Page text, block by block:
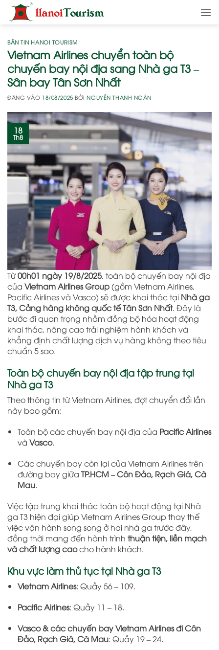
qua
dungBẢN TIN HANOI TOURISM
Vietnam Airlines chuyển toàn bộ
chuyến bay nội địa sang Nhà ga T3 –
Sân bay Tân Sơn Nhất
ĐĂNG VÀO 18/08/2025 BỞINGUYỄN THANH NGÂN
18
Th8
Từ00h01 ngày 19/8/2025, toàn bộ chuyến bay nội địa
của Vietnam Airlines Group(gồm Vietnam Airlines,
Pacific Airlines và Vasco) sẽ được khai thác tại Nhà ga
T3, Cảng hàng không quốc tế Tân Sơn Nhất. Đây là
bước đi quan trọng nhằm đồng bộ hóa hoạt động
khai thác, nâng cao trải nghiệm hành khách và
khẳng định chất lượng dịch vụ hàng không theo tiêu
chuẩn 5 sao.
Toàn bộ chuyến bay nội địa tập trung tại
Nhà ga T3
Theo thông tin từ Vietnam Airlines, đợt chuyển đổi lần
này bao gồm:
Toàn bộ các chuyến bay nội địa của Pacific Airlines
và Vasco.
Các chuyến bay còn lại của Vietnam Airlines trên
đường bay giữa TP.HCM – Côn Đảo, Rạch Giá, Cà
Mau.
Việc tập trung khai thác toàn bộ hoạt động tại Nhà
ga T3 hiện đại giúp Vietnam Airlines Group thay thế
việc vận hành song song ở hai nhà ga trước đây,
đồng thời mang đến hành trình thuận tiện, liền mạch
và chất lượng caocho hành khách.
Khu vực làm thủ tục tại Nhà ga T3
Vietnam Airlines: Quầy 56 – 109.
Pacific Airlines: Quầy 11 – 18.
Vasco & các chuyến bay Vietnam Airlines đi Côn
Đảo, Rạch Giá, Cà Mau: Quầy 19 – 24.